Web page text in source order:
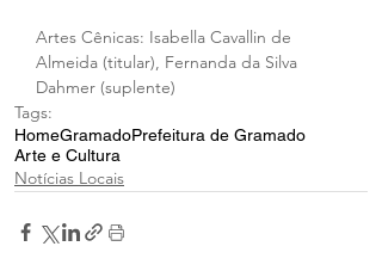
Artes Cênicas: Isabella Cavallin de
Almeida (titular), Fernanda da Silva
Dahmer (suplente)
Tags:
HomeGramadoPrefeitura de Gramado
Arte e Cultura
Notícias Locais